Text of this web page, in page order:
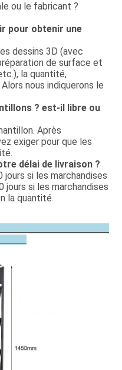
ou le fabricant ?
pour obtenir une
dessins 3D (avec
de surface et
la quantité,
nous indiquerons le
? est-il libre ou
Après
exiger pour que les
délai de livraison ?
si les marchandises
si les marchandises
la quantité.
produit